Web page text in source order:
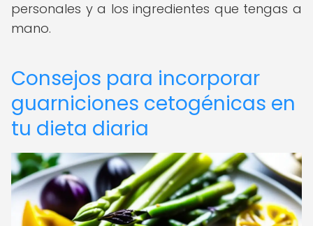
personales y a los ingredientes que tengas a
mano.
Consejos para incorporar
guarniciones cetogénicas en
tu dieta diaria